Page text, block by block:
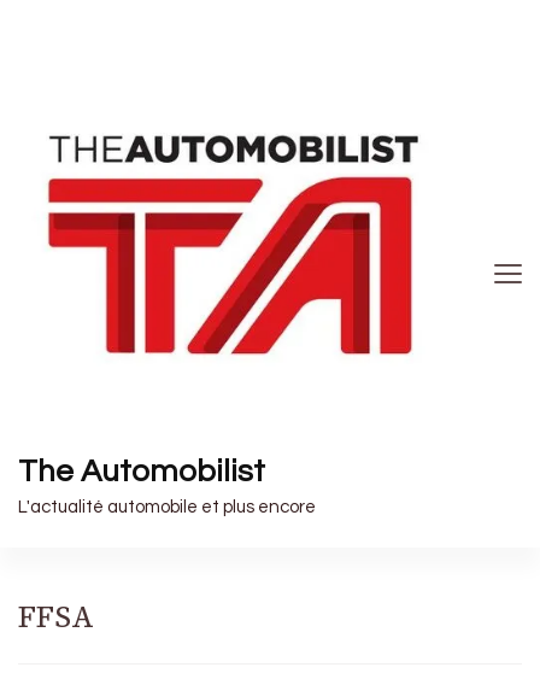
The Automobilist
L'actualité automobile et plus encore
FFSA